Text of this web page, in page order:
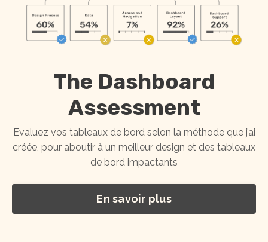
The Dashboard
Assessment
Evaluez vos tableaux de bord selon la méthode que j’ai
créée, pour aboutir à un meilleur design et des tableaux
de bord impactants
En savoir plus